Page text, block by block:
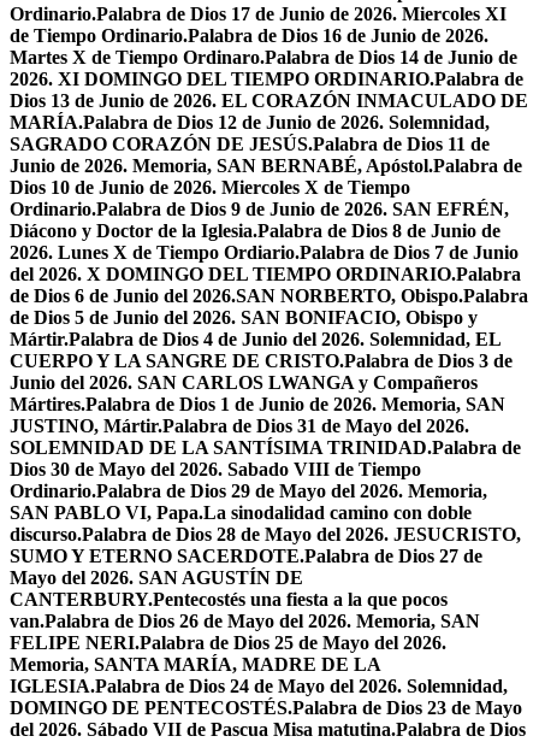
Ordinario.Palabra de Dios 17 de Junio de 2026. Miercoles XI
de Tiempo Ordinario.Palabra de Dios 16 de Junio de 2026.
Martes X de Tiempo Ordinaro.Palabra de Dios 14 de Junio de
2026. XI DOMINGO DEL TIEMPO ORDINARIO.Palabra de
Dios 13 de Junio de 2026. EL CORAZÓN INMACULADO DE
MARÍA.Palabra de Dios 12 de Junio de 2026. Solemnidad,
SAGRADO CORAZÓN DE JESÚS.Palabra de Dios 11 de
Junio de 2026. Memoria, SAN BERNABÉ, Apóstol.Palabra de
Dios 10 de Junio de 2026. Miercoles X de Tiempo
Ordinario.Palabra de Dios 9 de Junio de 2026. SAN EFRÉN,
Diácono y Doctor de la Iglesia.Palabra de Dios 8 de Junio de
2026. Lunes X de Tiempo Ordiario.Palabra de Dios 7 de Junio
del 2026. X DOMINGO DEL TIEMPO ORDINARIO.Palabra
de Dios 6 de Junio del 2026.SAN NORBERTO, Obispo.Palabra
de Dios 5 de Junio del 2026. SAN BONIFACIO, Obispo y
Mártir.Palabra de Dios 4 de Junio del 2026. Solemnidad, EL
CUERPO Y LA SANGRE DE CRISTO.Palabra de Dios 3 de
Junio del 2026. SAN CARLOS LWANGA y Compañeros
Mártires.Palabra de Dios 1 de Junio de 2026. Memoria, SAN
JUSTINO, Mártir.Palabra de Dios 31 de Mayo del 2026.
SOLEMNIDAD DE LA SANTÍSIMA TRINIDAD.Palabra de
Dios 30 de Mayo del 2026. Sabado VIII de Tiempo
Ordinario.Palabra de Dios 29 de Mayo del 2026. Memoria,
SAN PABLO VI, Papa.La sinodalidad camino con doble
discurso.Palabra de Dios 28 de Mayo del 2026. JESUCRISTO,
SUMO Y ETERNO SACERDOTE.Palabra de Dios 27 de
Mayo del 2026. SAN AGUSTÍN DE
CANTERBURY.Pentecostés una fiesta a la que pocos
van.Palabra de Dios 26 de Mayo del 2026. Memoria, SAN
FELIPE NERI.Palabra de Dios 25 de Mayo del 2026.
Memoria, SANTA MARÍA, MADRE DE LA
IGLESIA.Palabra de Dios 24 de Mayo del 2026. Solemnidad,
DOMINGO DE PENTECOSTÉS.Palabra de Dios 23 de Mayo
del 2026. Sábado VII de Pascua Misa matutina.Palabra de Dios